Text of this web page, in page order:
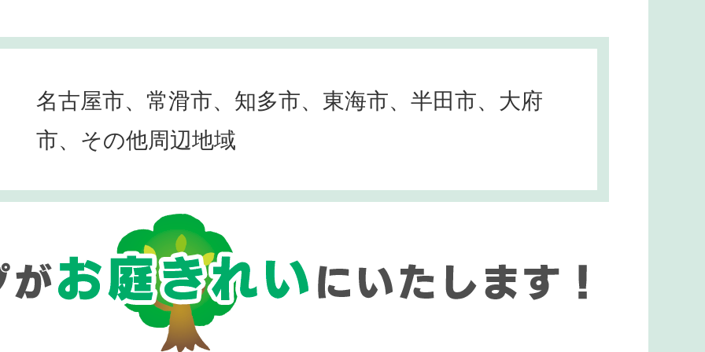
名古屋市、常滑市、知多市、東海市、半田市、大府
市、その他周辺地域